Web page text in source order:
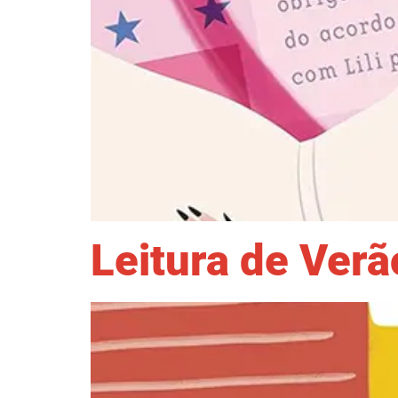
Leitura de